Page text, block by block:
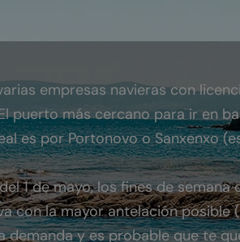
empresas navieras con
puerto más cercano para ir en
es por Portonovo o Sanxenxo
1 de mayo, los fines de
con la mayor antelación posible
y es probable que te